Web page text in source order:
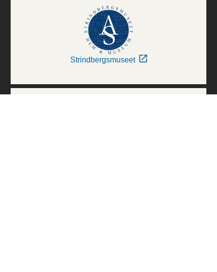
Strindbergsmuseet